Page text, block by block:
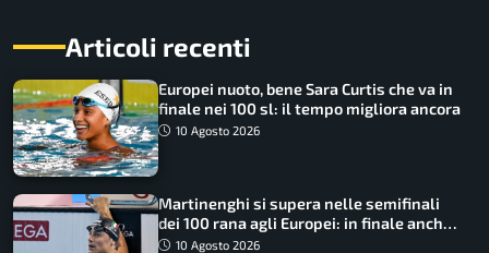
Articoli recenti
Europei nuoto, bene Sara Curtis che va in
finale nei 100 sl: il tempo migliora ancora
10 Agosto 2026
Martinenghi si supera nelle semifinali
dei 100 rana agli Europei: in finale anche
Cerasuolo
10 Agosto 2026